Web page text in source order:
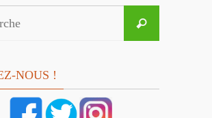
Recherche
NOUS !